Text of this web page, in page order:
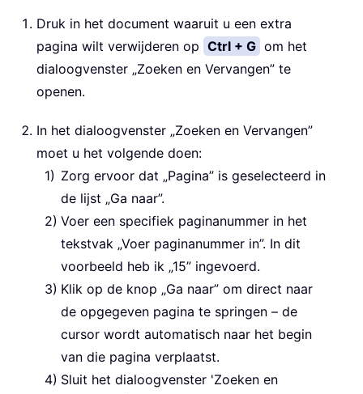
Druk in het document waaruit u een extra
pagina wilt verwijderen op Ctrl + G om het
dialoogvenster „Zoeken en Vervangen” te
openen.
In het dialoogvenster „Zoeken en Vervangen”
moet u het volgende doen:
Zorg ervoor dat „Pagina” is geselecteerd in
de lijst „Ga naar”.
Voer een specifiek paginanummer in het
tekstvak „Voer paginanummer in”. In dit
voorbeeld heb ik „15” ingevoerd.
Klik op de knop „Ga naar” om direct naar
de opgegeven pagina te springen – de
cursor wordt automatisch naar het begin
van die pagina verplaatst.
Sluit het dialoogvenster 'Zoeken en